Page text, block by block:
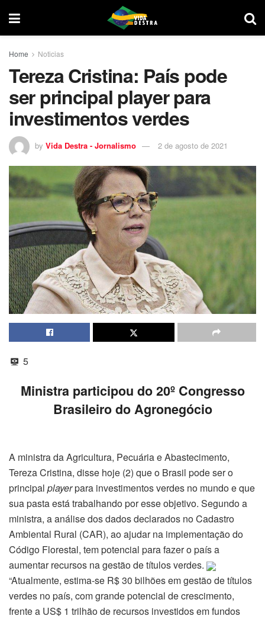
Home Noticias
Tereza Cristina: País pode
ser principal player para
investimentos verdes
by Vida Destra - Jornalismo 2 de agosto de 2021
5
Ministra participou do 20º Congresso
Brasileiro do Agronegócio
A ministra da Agricultura, Pecuária e Abastecimento,
Tereza Cristina, disse hoje (2) que o Brasil pode ser o
principal playerpara investimentos verdes no mundo e que
sua pasta está trabalhando por esse objetivo. Segundo a
ministra, a análise dos dados declarados no Cadastro
Ambiental Rural (CAR), ao ajudar na implementação do
Código Florestal, tem potencial para fazer o país a
aumentar recursos na gestão de títulos verdes.
“Atualmente, estima-se R$ 30 bilhões em gestão de títulos
verdes no país, com grande potencial de crescimento,
frente a US$ 1 trilhão de recursos investidos em fundos